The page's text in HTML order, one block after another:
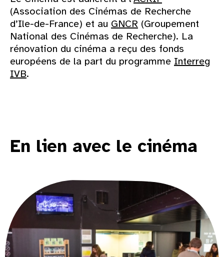
(Association des Cinémas de Recherche
d’Ile-de-France) et au GNCR (Groupement
National des Cinémas de Recherche). La
rénovation du cinéma a reçu des fonds
européens de la part du programme Interreg
IVB.
En lien avec le cinéma